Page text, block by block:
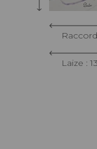
Laize :